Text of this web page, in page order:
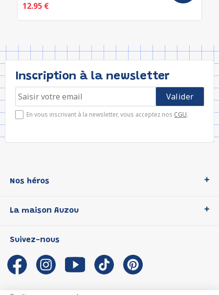
12.95 €
Inscription à la newsletter
En vous inscrivant à la newsletter, vous acceptez nos CGU.
Nos héros
P'tit Loup
Les Influenceuses
Migali
Petite Taupe
La maison Auzou
Notre histoire
Auzou s'engage
Auteurs et illustrateurs Auzou
Suivez-nous